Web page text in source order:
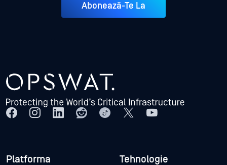
Abonează-Te La
Platforma Tehnologie